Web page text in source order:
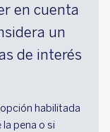
en cuenta
un
de interés
habilitada
pena o si